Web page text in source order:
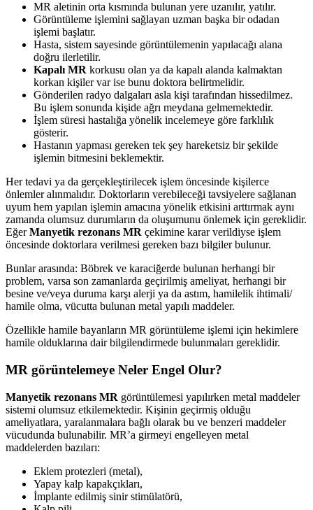
MR aletinin orta kısmında bulunan yere uzanılır, yatılır.
Görüntüleme işlemini sağlayan uzman başka bir odadan
işlemi başlatır.
Hasta, sistem sayesinde görüntülemenin yapılacağı alana
doğru ilerletilir.
Kapalı MR korkusu olan ya da kapalı alanda kalmaktan
korkan kişiler var ise bunu doktora belirtmelidir.
Gönderilen radyo dalgaları asla kişi tarafından hissedilmez.
Bu işlem sonunda kişide ağrı meydana gelmemektedir.
İşlem süresi hastalığa yönelik incelemeye göre farklılık
gösterir.
Hastanın yapması gereken tek şey hareketsiz bir şekilde
işlemin bitmesini beklemektir.
Her tedavi ya da gerçekleştirilecek işlem öncesinde kişilerce
önlemler alınmalıdır. Doktorların verebileceği tavsiyelere sağlanan
uyum hem yapılan işlemin amacına yönelik etkisini arttırmak aynı
zamanda olumsuz durumların da oluşumunu önlemek için gereklidir.
EğerManyetik rezonans MR çekimine karar verildiyse işlem
öncesinde doktorlara verilmesi gereken bazı bilgiler bulunur.
Bunlar arasında: Böbrek ve karaciğerde bulunan herhangi bir
problem, varsa son zamanlarda geçirilmiş ameliyat, herhangi bir
besine ve/veya duruma karşı alerji ya da astım, hamilelik ihtimali/
hamile olma, vücutta bulunan metal yapılı maddeler.
Özellikle hamile bayanların MR görüntüleme işlemi için hekimlere
hamile olduklarına dair bilgilendirmede bulunmaları gereklidir.
MR görüntelemeye Neler Engel Olur?
Manyetik rezonans MR görüntülemesi yapılırken metal maddeler
sistemi olumsuz etkilemektedir. Kişinin geçirmiş olduğu
ameliyatlara, yaralanmalara bağlı olarak bu ve benzeri maddeler
vücudunda bulunabilir. MR’a girmeyi engelleyen metal
maddelerden bazıları:
Eklem protezleri (metal),
Yapay kalp kapakçıkları,
İmplante edilmiş sinir stimülatörü,